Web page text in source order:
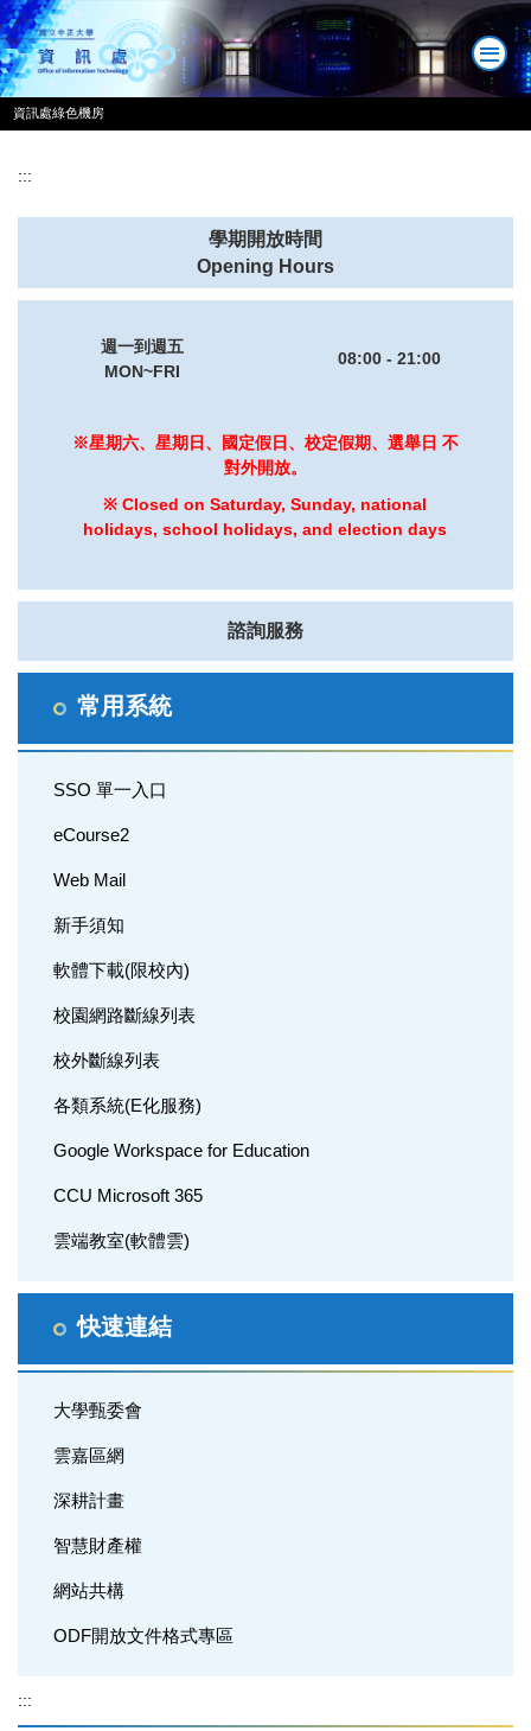
跳
到
主
要
內
資訊處綠色機房
:::
學期開放時間
Opening Hours
週一到週五
MON~FRI
08:00 - 21:00
※星期六、星期日、國定假日、校定假期、選舉日 不
對外開放。
※ Closed on Saturday, Sunday, national
holidays, school holidays, and election days
諮詢服務
常用系統
SSO 單一入口
eCourse2
Web Mail
新手須知
軟體下載(限校內)
校園網路斷線列表
校外斷線列表
各類系統(E化服務)
Google Workspace for Education
CCU Microsoft 365
雲端教室(軟體雲)
快速連結
大學甄委會
雲嘉區網
深耕計畫
智慧財產權
網站共構
ODF開放文件格式專區
:::